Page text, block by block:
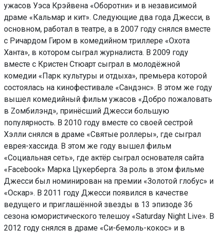
ужасов Уэса Крэйвена «Оборотни» и в независимой
драме «Кальмар и кит». Следующие два года Джесси, в
основном, работал в театре, а в 2007 году снялся вместе
с Ричардом Гиром в комедийном триллере «Охота
Ханта», в котором сыграл журналиста. В 2009 году
вместе с Кристен Стюарт сыграл в молодёжной
комедии «Парк культуры и отдыха», премьера которой
состоялась на кинофестивале «Сандэнс». В этом же году
вышел комедийный фильм ужасов «Добро пожаловать
в Zомбилэнд», принёсший Джесси большую
популярность. В 2010 году вместе со своей сестрой
Хэлли снялся в драме «Святые роллеры», где сыграл
еврея-хассида. В этом же году вышел фильм
«Социальная сеть», где актёр сыграл основателя сайта
«Facebook» Марка Цукерберга. За роль в этом фильме
Джесси был номинирован на премии «Золотой глобус» и
«Оскар». В 2011 году Джесси появился в качестве
ведущего и приглашённой звезды в 13 эпизоде 36
сезона юмористического телешоу «Saturday Night Live». В
2012 году снялся в драме «Си-бемоль-кокос» и в